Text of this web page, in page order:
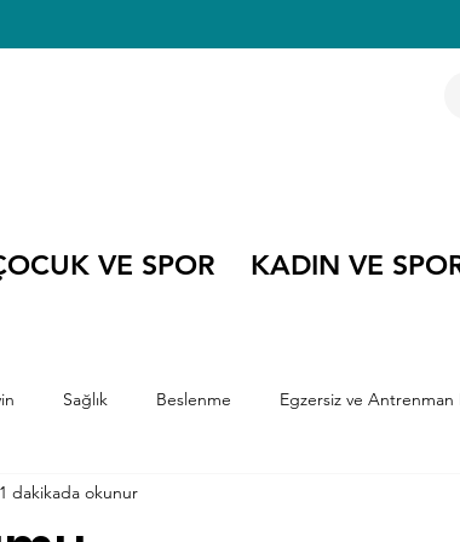
VE SPOR KADIN VE
Sağlık Beslenme Egzersiz ve Antrenman
Çocuk ve Spor
1 dakikada okunur